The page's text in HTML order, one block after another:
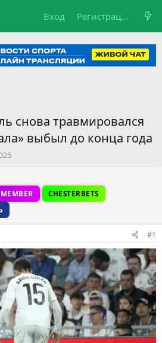
Вход Регистрация
снова травмировался
выбыл до конца года
CHESTERBETS
#1